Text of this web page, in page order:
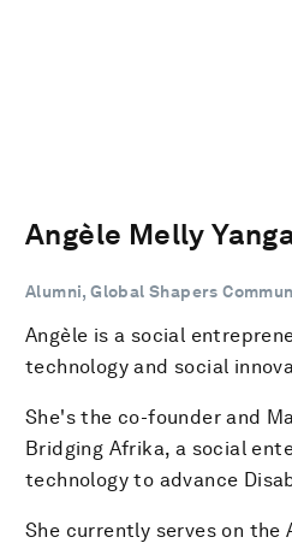
Angèle Melly
Alumni, Global Shapers
Angèle is a social
technology and social
She's the co-founder and
Bridging Afrika, a social
technology to advance
She currently serves on the